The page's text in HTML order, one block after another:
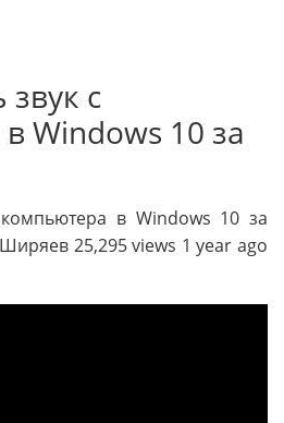
звук с
Windows 10 за
в Windows 10 за
25,295 views 1 year ago